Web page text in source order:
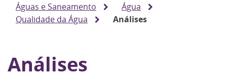
Águas e Saneamento
Água
Qualidade da Água
Análises
Análises